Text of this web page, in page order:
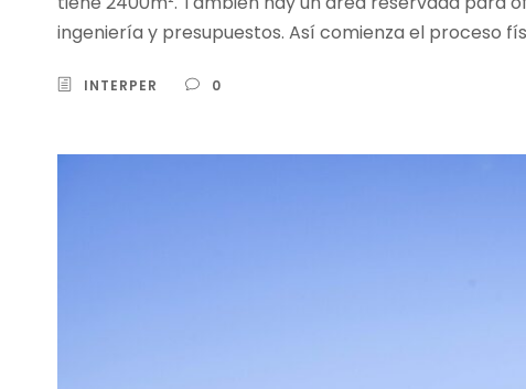
ingeniería y presupuestos. Así comienza el proceso
INTERPER 0